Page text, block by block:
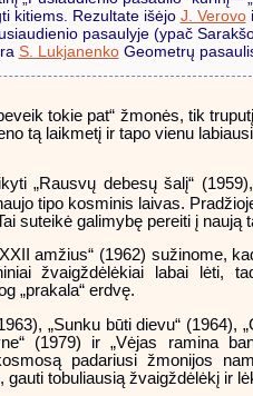
kitiems. Rezultate išėjo J. Verovo
pasaulyje (ypač
S. LukjanenkoGeometrų
tokie pat“ žmonės, tik
tą laikmetį ir tapo vienu
„Rausvų debesų šalį“
tipo kosminis laivas.
suteikė galimybę pereiti į naują
amžius“ (1962) sužinome,
žvaigždėlėkiai labai lėti,
„prakala“ erdvę.
„Sunku būti dievu“ (1964),
(1979) ir „Vėjas ramina
padariusi žmonijos
gauti tobuliausią žvaigždėlėkį ir